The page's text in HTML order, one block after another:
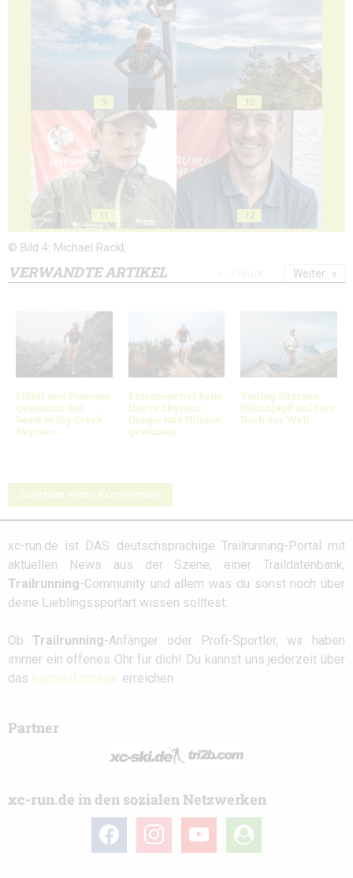
9 10
11 12
© Bild 4: Michael Rackl;
VERWANDTE ARTIKEL
Elliott und Pannone
gewinnen den
Beast of Big Creek
Skyrace
Extremwetter beim
Ibarra Skyrace:
Quispe und Nilsson
gewinnen
Yading Skyrace:
Höhenjagd auf dem
Dach der Welt
Weiter
Schreibe einen Kommentar
xc-run.de ist DAS deutschsprachige Trailrunning-Portal mit
aktuellen News aus der Szene, einer Traildatenbank,
Trailrunning-Community und allem was du sonst noch über
deine Lieblingssportart wissen solltest.
Ob Trailrunning-Anfänger oder Profi-Sportler, wir haben
immer ein offenes Ohr für dich! Du kannst uns jederzeit über
das Kontaktformular erreichen.
Partner
xc-run.de in den sozialen Netzwerken
facebook instagramyoutube
user-
circle